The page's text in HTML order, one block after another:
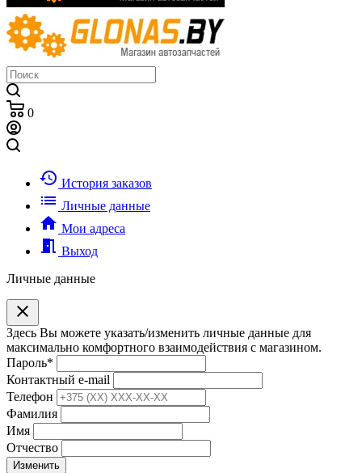
0
history История заказов
list Личные данные
home Мои адреса
meeting_room Выход
Личные данные
clear
Здесь Вы можете указать/изменить личные данные для
максимально комфортного взаимодействия с магазином.
Пароль*
Контактный e-mail
Телефон
Фамилия
Имя
Отчество
Изменить